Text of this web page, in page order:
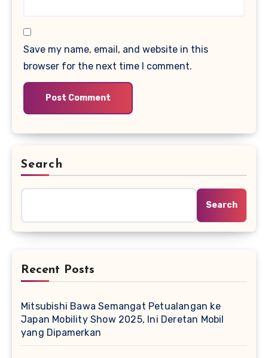
Save my name, email, and website in this
browser for the next time I comment.
Search
Search
Recent Posts
Mitsubishi Bawa Semangat Petualangan ke
Japan Mobility Show 2025, Ini Deretan Mobil
yang Dipamerkan